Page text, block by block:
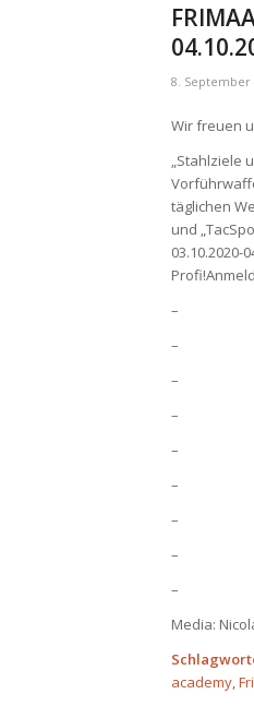
8. September
Wir freuen
„Stahlziele
täglichen
und
–
–
–
–
–
–
–
–
–
Media:
academy,